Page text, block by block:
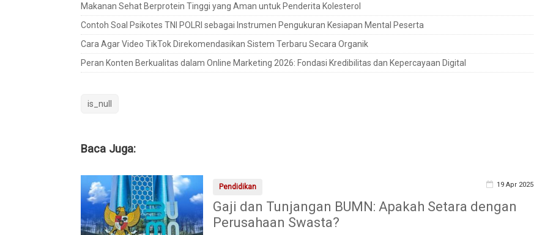
Makanan Sehat Berprotein Tinggi yang Aman untuk Penderita Kolesterol
Contoh Soal Psikotes TNI POLRI sebagai Instrumen Pengukuran Kesiapan Mental Peserta
Cara Agar Video TikTok Direkomendasikan Sistem Terbaru Secara Organik
Peran Konten Berkualitas dalam Online Marketing 2026: Fondasi Kredibilitas dan Kepercayaan Digital
is_null
Baca Juga:
Pendidikan 19 Apr 2025
Gaji dan Tunjangan BUMN: Apakah Setara dengan
Perusahaan Swasta?